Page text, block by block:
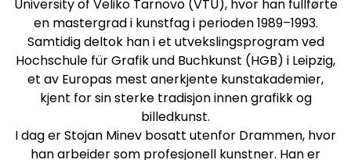
University of Veliko Tarnovo (VTU), hvor han fullførte
en mastergrad i kunstfag i perioden 1989–1993.
Samtidig deltok han i et utvekslingsprogram ved
Hochschule für Grafik und Buchkunst (HGB) i Leipzig,
et av Europas mest anerkjente kunstakademier,
kjent for sin sterke tradisjon innengrafikkog
billedkunst.
I dag er Stojan Minev bosatt utenfor Drammen, hvor
han arbeider som profesjonell kunstner. Han er